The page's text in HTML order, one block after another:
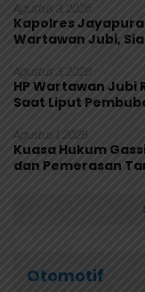
Agustus 3, 2026
Kapolres
Wartawan Jubi,
Agustus 3, 2026
HP Wartawan Jubi
Saat Liput
Agustus 1, 2026
Kuasa Hukum
dan Pemerasan
Otomotif